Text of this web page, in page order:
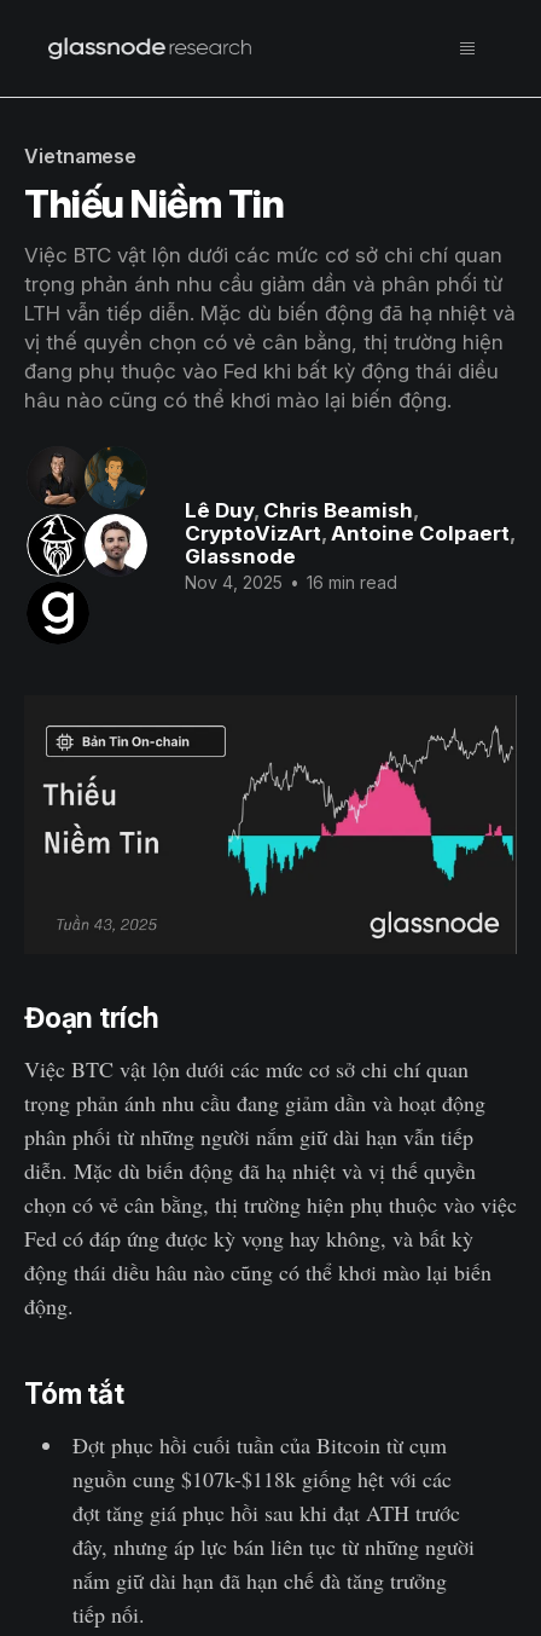
Vietnamese
Thiếu Niềm Tin
Việc BTC vật lộn dưới các mức cơ sở chi chí quan
trọng phản ánh nhu cầu giảm dần và phân phối từ
LTH vẫn tiếp diễn. Mặc dù biến động đã hạ nhiệt và
vị thế quyền chọn có vẻ cân bằng, thị trường hiện
đang phụ thuộc vào Fed khi bất kỳ động thái diều
hâu nào cũng có thể khơi mào lại biến động.
Lê Duy, Chris Beamish,
CryptoVizArt, Antoine Colpaert,
Glassnode
Nov 4, 2025 • 16 min read
Đoạn trích
Việc BTC vật lộn dưới các mức cơ sở chi chí quan
trọng phản ánh nhu cầu đang giảm dần và hoạt động
phân phối từ những người nắm giữ dài hạn vẫn tiếp
diễn. Mặc dù biến động đã hạ nhiệt và vị thế quyền
chọn có vẻ cân bằng, thị trường hiện phụ thuộc vào việc
Fed có đáp ứng được kỳ vọng hay không, và bất kỳ
động thái diều hâu nào cũng có thể khơi mào lại biến
động.
Tóm tắt
Đợt phục hồi cuối tuần của Bitcoin từ cụm
nguồn cung $107k-$118k giống hệt với các
đợt tăng giá phục hồi sau khi đạt ATH trước
đây, nhưng áp lực bán liên tục từ những người
nắm giữ dài hạn đã hạn chế đà tăng trưởng
tiếp nối.